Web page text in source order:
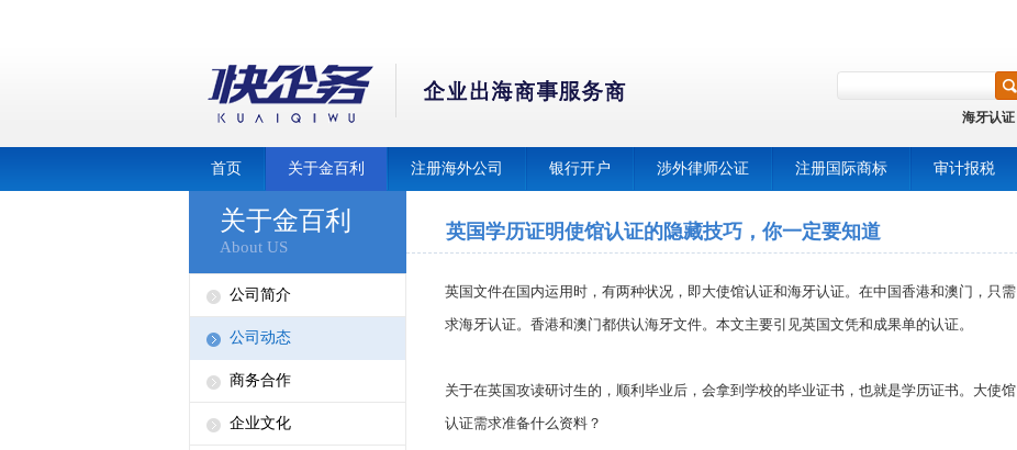
海牙认证
首页 关于金百利 注册海外公司 银行开户 涉外律师公证 注册国际商标 审计报税
关于金百利
About US
公司简介
公司动态
商务合作
企业文化
英国学历证明使馆认证的隐藏技巧，你一定要知道
英国文件在国内运用时，有两种状况，即大使馆认证和海牙认证。在中国香港和澳门，只需
求海牙认证。香港和澳门都供认海牙文件。本文主要引见英国文凭和成果单的认证。
关于在英国攻读研讨生的，顺利毕业后，会拿到学校的毕业证书，也就是学历证书。大使馆
认证需求准备什么资料？